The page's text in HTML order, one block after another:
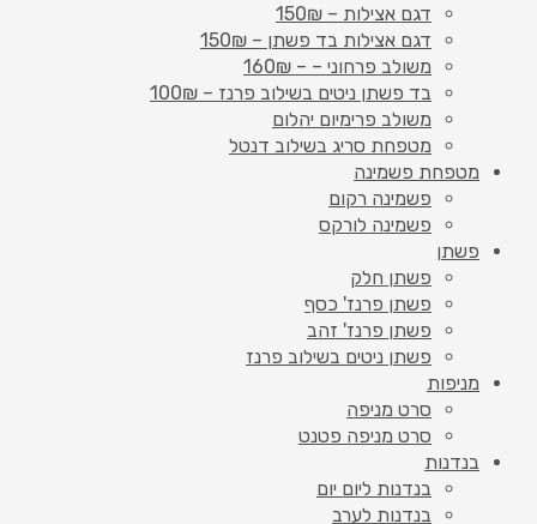
דגם אצילות – 150₪
דגם אצילות בד פשתן – 150₪
משולב פרחוני – – 160₪
בד פשתן ניטים בשילוב פרנז – 100₪
משולב פרימיום יהלום
מטפחת סריג בשילוב דנטל
מטפחת פשמינה
פשמינה רקום
פשמינה לורקס
פשתן
פשתן חלק
פשתן פרנז' כסף
פשתן פרנז' זהב
פשתן ניטים בשילוב פרנז
מניפות
סרט מניפה
סרט מניפה פטנט
בנדנות
בנדנות ליום יום
בנדנות לערב